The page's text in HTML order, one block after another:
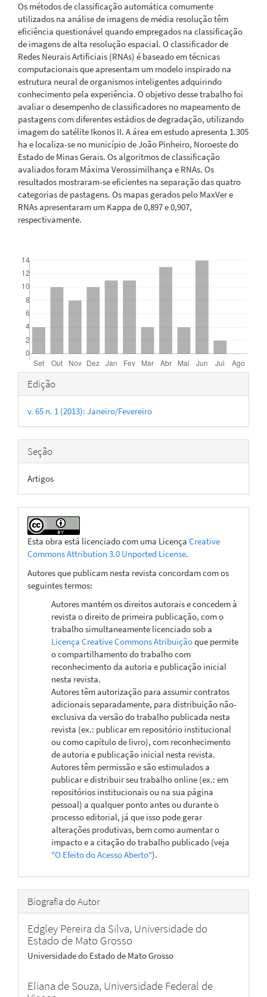
Os métodos de classificação automática comumente
utilizados na análise de imagens de média resolução têm
eficiência questionável quando empregados na classificação
de imagens de alta resolução espacial. O classificador de
Redes Neurais Artificiais (RNAs) é baseado em técnicas
computacionais que apresentam um modelo inspirado na
estrutura neural de organismos inteligentes adquirindo
conhecimento pela experiência. O objetivo desse trabalho foi
avaliar o desempenho de classificadores no mapeamento de
pastagens com diferentes estádios de degradação, utilizando
imagem do satélite Ikonos II. A área em estudo apresenta 1.305
ha e localiza-se no município de João Pinheiro, Noroeste do
Estado de Minas Gerais. Os algoritmos de classificação
avaliados foram Máxima Verossimilhança e RNAs. Os
resultados mostraram-se eficientes na separação das quatro
categorias de pastagens. Os mapas gerados pelo MaxVer e
RNAs apresentaram um Kappa de 0,897 e 0,907,
respectivamente.
Detalhes
do
artigo
Edição
v. 65 n. 1 (2013): Janeiro/Fevereiro
Seção
Artigos
Esta obra está licenciado com uma Licença Creative
Commons Attribution 3.0 Unported License.
Autores que publicam nesta revista concordam com os
seguintes termos:
Autores mantém os direitos autorais e concedem à
revista o direito de primeira publicação, com o
trabalho simultaneamente licenciado sob a
Licença Creative Commons Atribuiçãoque permite
o compartilhamento do trabalho com
reconhecimento da autoria e publicação inicial
nesta revista.
Autores têm autorização para assumir contratos
adicionais separadamente, para distribuição não-
exclusiva da versão do trabalho publicada nesta
revista (ex.: publicar em repositório institucional
ou como capítulo de livro), com reconhecimento
de autoria e publicação inicial nesta revista.
Autores têm permissão e são estimulados a
publicar e distribuir seu trabalho online (ex.: em
repositórios institucionais ou na sua página
pessoal) a qualquer ponto antes ou durante o
processo editorial, já que isso pode gerar
alterações produtivas, bem como aumentar o
impacto e a citação do trabalho publicado (veja
"O Efeito do Acesso Aberto").
Biografia do Autor
Edgley Pereira da Silva, Universidade do
Estado de Mato Grosso
Universidade do Estado de Mato Grosso
Eliana de Souza, Universidade Federal de